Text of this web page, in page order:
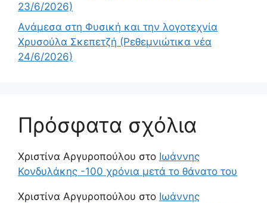
23/6/2026)
Ανάμεσα στη Φυσική και την λογοτεχνία
Χρυσούλα Σκεπετζή (Ρεθεμνιώτικα νέα
24/6/2026)
Πρόσφατα σχόλια
Χριστίνα Αργυροπούλου στο Ιωάννης
Κονδυλάκης -100 χρόνια μετά το θάνατο του
Χριστίνα Αργυροπούλου στο Ιωάννης